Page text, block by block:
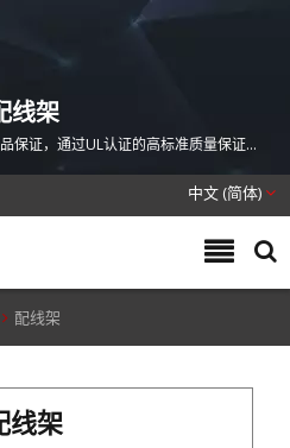
线架
保证，通过UL认证的高标准质量保证，
产品，并且它们符合RoHS或REACH的
光缆、光纤跳线、光纤配线架、室内和
IDC服务器机柜。
中文 (简体)
配线架
线架